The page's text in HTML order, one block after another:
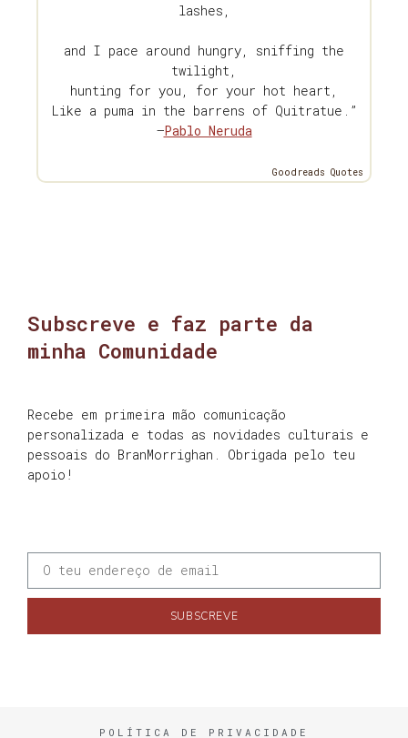
lashes,
and I pace around hungry, sniffing the
twilight,
hunting for you, for your hot heart,
Like a puma in the barrens of Quitratue.”
—Pablo Neruda
Goodreads Quotes
Subscreve e faz parte da
minha Comunidade
Recebe em primeira mão comunicação
personalizada e todas as novidades culturais e
pessoais do BranMorrighan. Obrigada pelo teu
apoio!
SUBSCREVE
POLÍTICA DE PRIVACIDADE